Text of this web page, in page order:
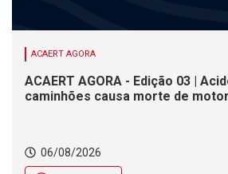
ACAERT AGORA
ACAERT AGORA - Edição 03 |
caminhões causa morte de
quinta (6) em SC
06/08/2026